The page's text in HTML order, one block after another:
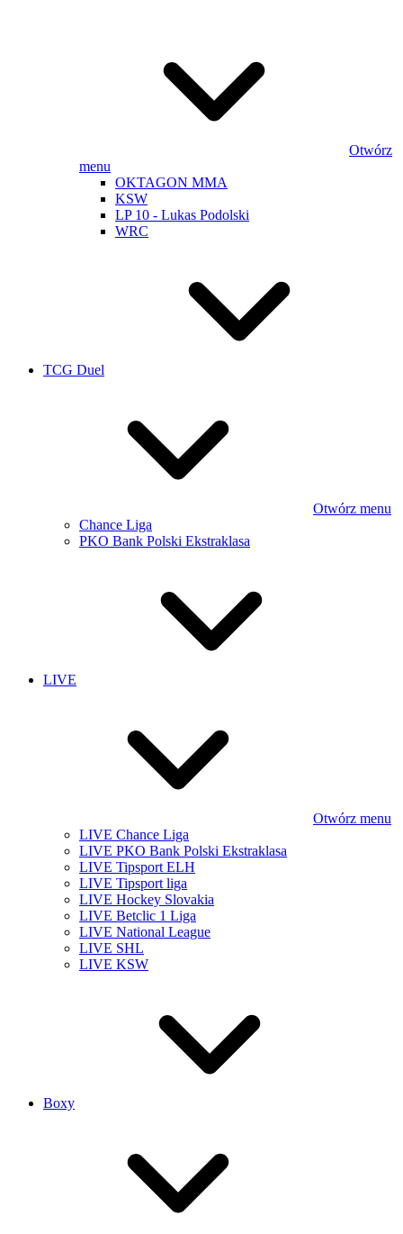
Otwórz
menu
OKTAGON MMA
KSW
LP 10 - Lukas Podolski
WRC
TCG Duel
Otwórz menu
Chance Liga
PKO Bank Polski Ekstraklasa
LIVE
Otwórz menu
LIVE Chance Liga
LIVE PKO Bank Polski Ekstraklasa
LIVE Tipsport ELH
LIVE Tipsport liga
LIVE Hockey Slovakia
LIVE Betclic 1 Liga
LIVE National League
LIVE SHL
LIVE KSW
Boxy